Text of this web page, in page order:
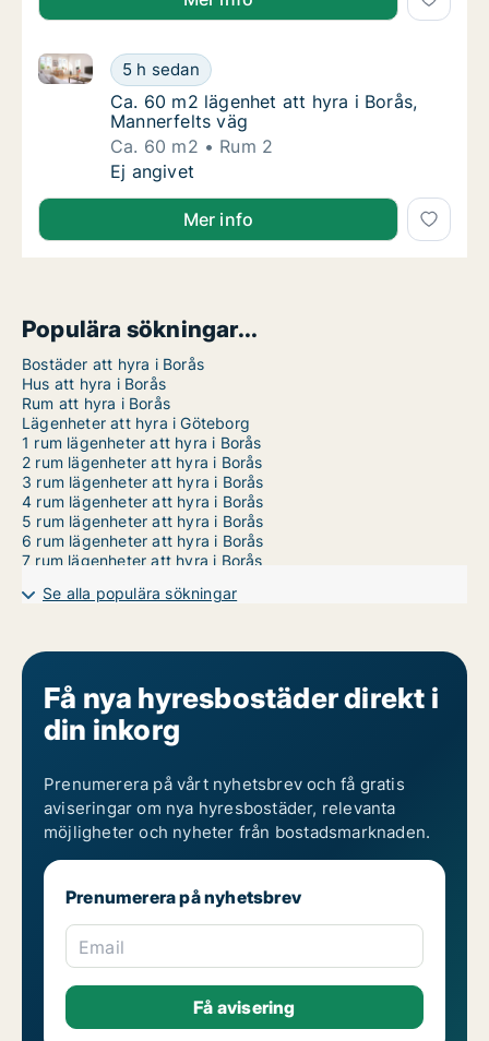
Ca. 60 m2 lägenhet att hyra i Borås,
5 h sedan
Ca. 60 m2 lägenhet att hyra i Borås, Mannerfelts väg
Ca. 60 m2 lägenhet att hyra i Borås,
Ca. 60 m2 lägenhet att hyra i Borås,
Mannerfelts väg
Ca. 60 m2
Rum 2
Ca. 60 m2 lägenhet att hyra i Borås,
Ej angivet
Mer info
Populära sökningar...
Bostäder att hyra i Borås
Hus att hyra i Borås
Rum att hyra i Borås
Lägenheter att hyra i Göteborg
1 rum lägenheter att hyra i Borås
2 rum lägenheter att hyra i Borås
3 rum lägenheter att hyra i Borås
4 rum lägenheter att hyra i Borås
5 rum lägenheter att hyra i Borås
6 rum lägenheter att hyra i Borås
7 rum lägenheter att hyra i Borås
Se alla populära sökningar
Få nya hyresbostäder direkt i
din inkorg
Prenumerera på vårt nyhetsbrev och få gratis
aviseringar om nya hyresbostäder, relevanta
möjligheter och nyheter från bostadsmarknaden.
Prenumerera på nyhetsbrev
Email